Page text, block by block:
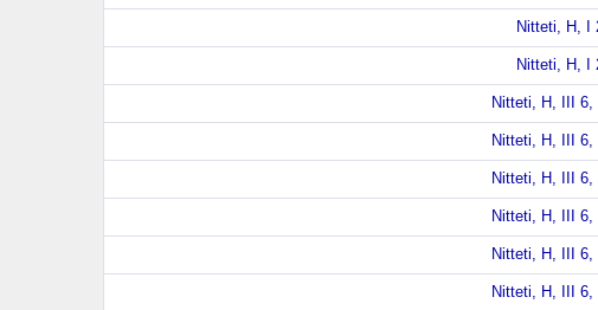
Nitteti, H, I
Nitteti, H, I
Nitteti, H, III 6,
Nitteti, H, III 6,
Nitteti, H, III 6,
Nitteti, H, III 6,
Nitteti, H, III 6,
Nitteti, H, III 6,